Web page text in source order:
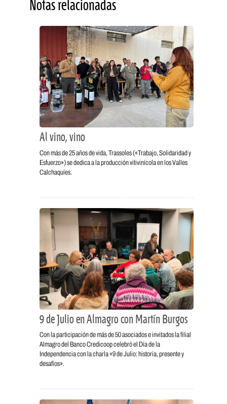
Notas relacionadas
Al vino, vino
Con más de 25 años de vida, Trassoles («Trabajo, Solidaridad y
Esfuerzo») se dedica a la producción vitivinícola en los Valles
Calchaquíes.
9 de Julio en Almagro con Martín Burgos
Con la participación de más de 50 asociados e invitados la filial
Almagro del Banco Credicoop celebró el Día de la
Independencia con la charla «9 de Julio: historia, presente y
desafíos».